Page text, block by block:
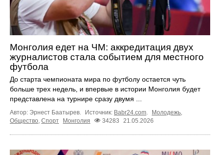
Монголия едет на ЧМ: аккредитация двух
журналистов стала событием для местного
футбола
До старта чемпионата мира по футболу остается чуть
больше трех недель, и впервые в истории Монголия будет
представлена на турнире сразу двумя ...
Автор: Эрнест Баатырев. Источник: Babr24.com Молодежь
Общество Спорт Монголия 34283 21.05.2026